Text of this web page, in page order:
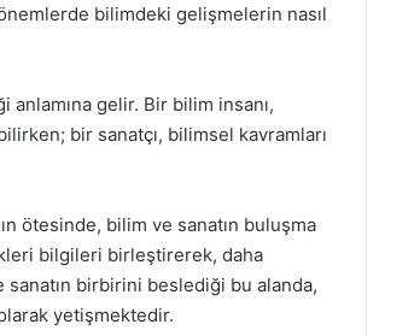
bilimdeki gelişmelerin nasıl
gelir. Bir bilim insanı,
bir sanatçı, bilimsel kavramları
ötesinde, bilim ve sanatın buluşma
bilgileri birleştirerek, daha
birbirini beslediği bu alanda,
yetişmektedir.